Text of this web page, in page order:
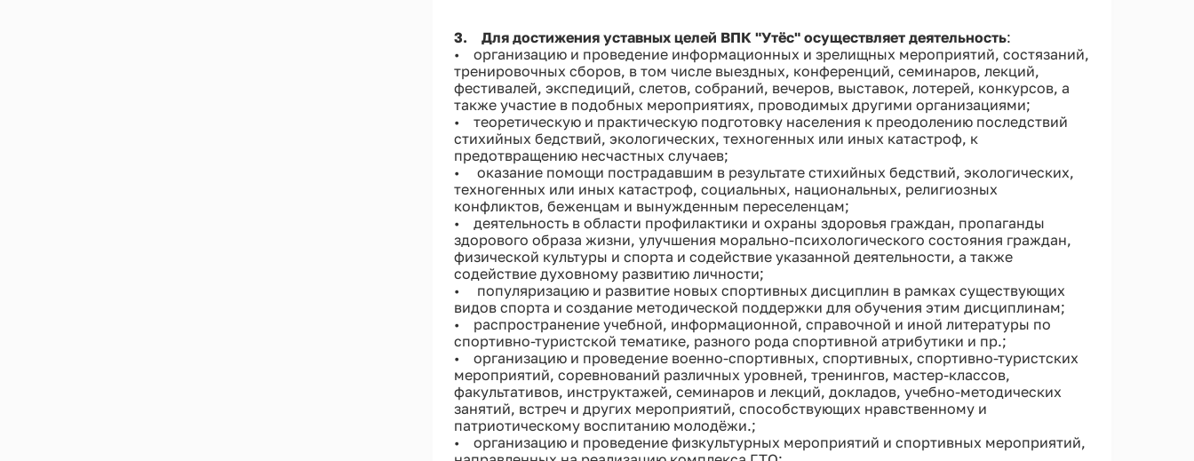
3. Для достижения уставных целей ВПК "Утёс" осуществляет деятельность:
• организацию и проведение информационных и зрелищных мероприятий, состязаний,
тренировочных сборов, в том числе выездных, конференций, семинаров, лекций,
фестивалей, экспедиций, слетов, собраний, вечеров, выставок, лотерей, конкурсов, а
также участие в подобных мероприятиях, проводимых другими организациями;
• теоретическую и практическую подготовку населения к преодолению последствий
стихийных бедствий, экологических, техногенных или иных катастроф, к
предотвращению несчастных случаев;
• оказание помощи пострадавшим в результате стихийных бедствий, экологических,
техногенных или иных катастроф, социальных, национальных, религиозных
конфликтов, беженцам и вынужденным переселенцам;
• деятельность в области профилактики и охраны здоровья граждан, пропаганды
здорового образа жизни, улучшения морально-психологического состояния граждан,
физической культуры и спорта и содействие указанной деятельности, а также
содействие духовному развитию личности;
• популяризацию и развитие новых спортивных дисциплин в рамках существующих
видов спорта и создание методической поддержки для обучения этим дисциплинам;
• распространение учебной, информационной, справочной и иной литературы по
спортивно-туристской тематике, разного рода спортивной атрибутики и пр.;
• организацию и проведение военно-спортивных, спортивных, спортивно-туристских
мероприятий, соревнований различных уровней, тренингов, мастер-классов,
факультативов, инструктажей, семинаров и лекций, докладов, учебно-методических
занятий, встреч и других мероприятий, способствующих нравственному и
патриотическому воспитанию молодёжи.;
• организацию и проведение физкультурных мероприятий и спортивных мероприятий,